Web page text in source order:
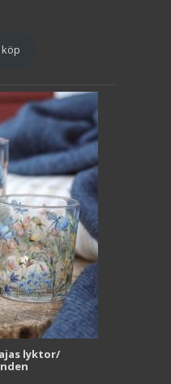
lyktor/